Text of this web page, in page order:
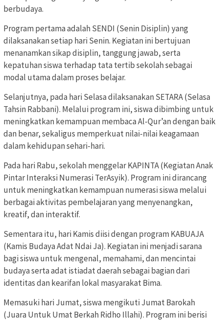
berbudaya.
Program pertama adalah SENDI (Senin Disiplin) yang
dilaksanakan setiap hari Senin. Kegiatan ini bertujuan
menanamkan sikap disiplin, tanggung jawab, serta
kepatuhan siswa terhadap tata tertib sekolah sebagai
modal utama dalam proses belajar.
Selanjutnya, pada hari Selasa dilaksanakan SETARA (Selasa
Tahsin Rabbani). Melalui program ini, siswa dibimbing untuk
meningkatkan kemampuan membaca Al-Qur’an dengan baik
dan benar, sekaligus memperkuat nilai-nilai keagamaan
dalam kehidupan sehari-hari.
Pada hari Rabu, sekolah menggelar KAPINTA (Kegiatan Anak
Pintar Interaksi Numerasi TerAsyik). Program ini dirancang
untuk meningkatkan kemampuan numerasi siswa melalui
berbagai aktivitas pembelajaran yang menyenangkan,
kreatif, dan interaktif.
Sementara itu, hari Kamis diisi dengan program KABUAJA
(Kamis Budaya Adat Ndai Ja). Kegiatan ini menjadi sarana
bagi siswa untuk mengenal, memahami, dan mencintai
budaya serta adat istiadat daerah sebagai bagian dari
identitas dan kearifan lokal masyarakat Bima.
Memasuki hari Jumat, siswa mengikuti Jumat Barokah
(Juara Untuk Umat Berkah Ridho Illahi). Program ini berisi